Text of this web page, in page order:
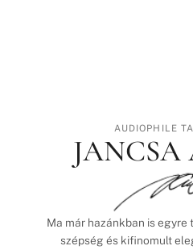
AUDIOPHILE
Ma már hazánkban is egyre
szépség és kifinomult